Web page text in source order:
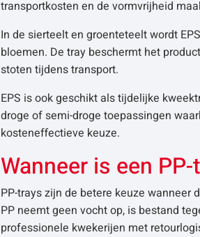
transportkosten en de vormvrijheid
In de sierteelt en groenteteelt wordt
bloemen. De tray beschermt het
stoten tijdens transport.
EPS is ook geschikt als tijdelijke
droge of semi-droge toepassingen
kosteneffectieve keuze.
Wanneer is een
PP-trays zijn de betere keuze
PP neemt geen vocht op, is bestand
professionele kwekerijen met